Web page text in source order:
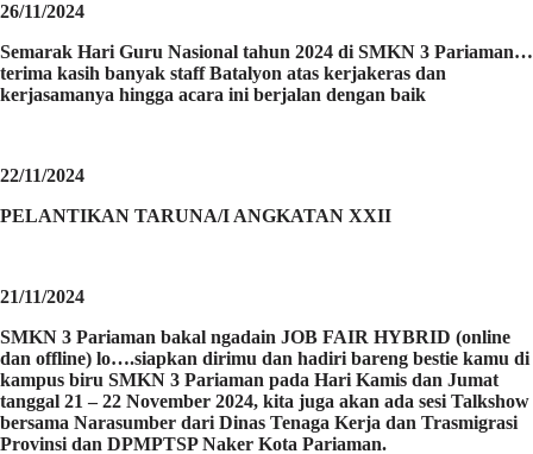
26/11/2024
Semarak Hari Guru Nasional tahun 2024 di SMKN 3 Pariaman…
terima kasih banyak staff Batalyon atas kerjakeras dan
kerjasamanya hingga acara ini berjalan dengan baik
22/11/2024
PELANTIKAN TARUNA/I ANGKATAN XXII
21/11/2024
SMKN 3 Pariaman bakal ngadain JOB FAIR HYBRID (online
dan offline) lo….siapkan dirimu dan hadiri bareng bestie kamu di
kampus biru SMKN 3 Pariaman pada Hari Kamis dan Jumat
tanggal 21 – 22 November 2024, kita juga akan ada sesi Talkshow
bersama Narasumber dari Dinas Tenaga Kerja dan Trasmigrasi
Provinsi dan DPMPTSP Naker Kota Pariaman.